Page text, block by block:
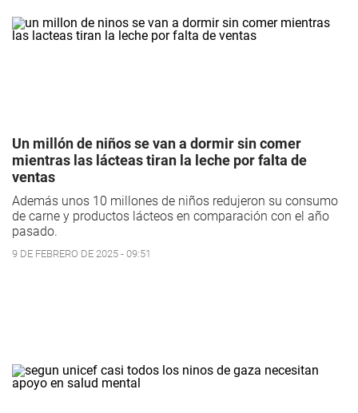
Un millón de niños se van a dormir sin comer
mientras las lácteas tiran la leche por falta de
ventas
Además unos 10 millones de niños redujeron su consumo
de carne y productos lácteos en comparación con el año
pasado.
9 DE FEBRERO DE 2025 - 09:51